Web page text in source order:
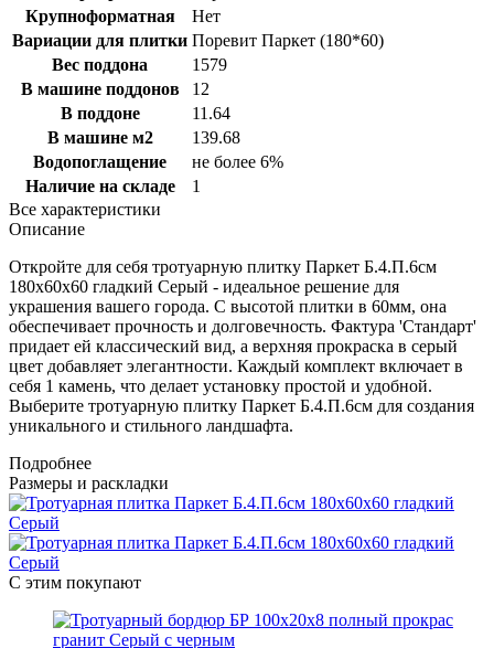
Крупноформатная
Нет
Вариации для плитки Поревит Паркет (180*60)
Вес поддона
1579
В машине поддонов
12
В поддоне
11.64
В машине м2
139.68
Водопоглащение
не более 6%
Наличие на складе
1
Все характеристики
Описание
Откройте для себя тротуарную плитку Паркет Б.4.П.6см
180х60х60 гладкий Серый - идеальное решение для
украшения вашего города. С высотой плитки в 60мм, она
обеспечивает прочность и долговечность. Фактура 'Стандарт'
придает ей классический вид, а верхняя прокраска в серый
цвет добавляет элегантности. Каждый комплект включает в
себя 1 камень, что делает установку простой и удобной.
Выберите тротуарную плитку Паркет Б.4.П.6см для создания
уникального и стильного ландшафта.
Подробнее
Размеры и раскладки
С этим покупают